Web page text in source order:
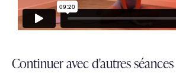
Continuer avec d'autres séances